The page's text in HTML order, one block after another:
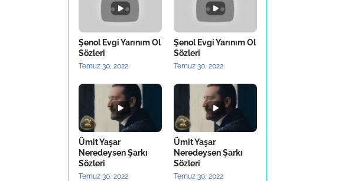
Şenol Evgi Yarınım Ol
Sözleri
Temuz 30, 2022
Şenol Evgi Yarınım Ol
Sözleri
Temuz 30, 2022
Ümit Yaşar
Neredeysen Şarkı
Sözleri
Temuz 30, 2022
Ümit Yaşar
Neredeysen Şarkı
Sözleri
Temuz 30, 2022